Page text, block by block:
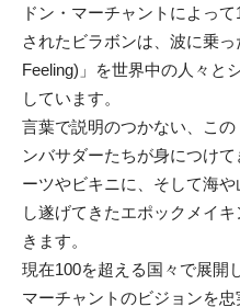
ドン・マーチャントによっ
されたビラボンは、波に乗
Feeling)」を世界中の人々と
しています。
言葉で説明のつかない、こ
ンバサダーたちが身につけ
ーツやビキニに、そして海
し遂げてきたエポックメイ
きます。
現在100を超える国々で展開
マーチャントのビジョンを